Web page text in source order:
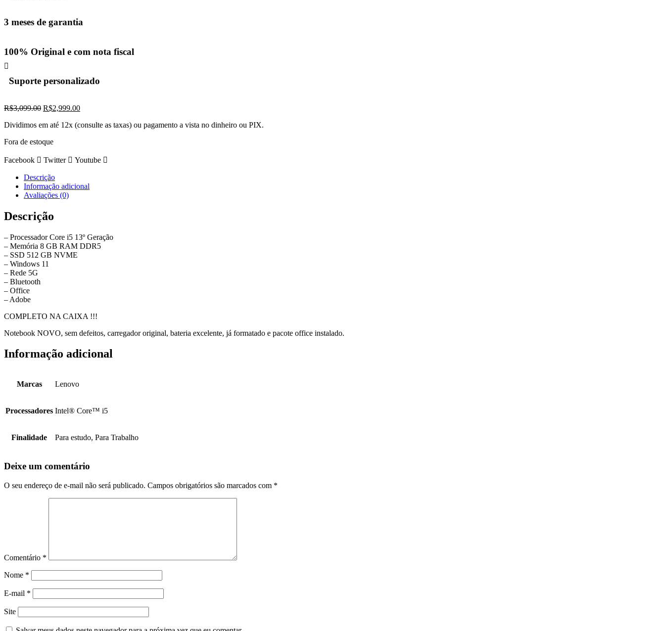
3 meses de garantia
100% Original e com nota fiscal
Suporte personalizado
R$3,099.00 O
original
R$3,099.00.
R$2,999.00O
atual
Dividimos em até 12x (consulte as taxas) ou pagamento a vista no dinheiro ou PIX.
Fora de estoque
Facebook Twitter Youtube
Descrição
Informação adicional
Avaliações (0)
Descrição
– Processador Core i5 13º Geração
– Memória 8 GB RAM DDR5
– SSD 512 GB NVME
– Windows 11
– Rede 5G
– Bluetooth
– Office
– Adobe
COMPLETO NA CAIXA !!!
Notebook NOVO, sem defeitos, carregador original, bateria excelente, já formatado e pacote office instalado.
Informação adicional
Marcas Lenovo
Processadores Intel® Core™ i5
Finalidade Para estudo, Para Trabalho
Deixe um comentário
O seu endereço de e-mail não será publicado. Campos obrigatórios são marcados com *
Comentário *
Nome *
E-mail *
Site